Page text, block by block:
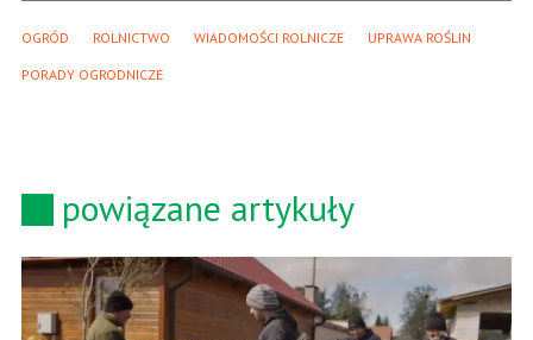
OGRÓD ROLNICTWO WIADOMOŚCI ROLNICZE UPRAWA ROŚLIN
PORADY OGRODNICZE
powiązane artykuły